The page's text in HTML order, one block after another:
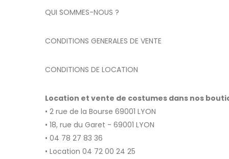
QUI SOMMES-NOUS ?
CONDITIONS GENERALES DE VENTE
CONDITIONS DE LOCATION
Location et vente de costumes dans nos
• 2 rue de la Bourse 69001 LYON
• 18, rue du Garet - 69001 LYON
• 04 78 27 83 36
• Location 04 72 00 24 25